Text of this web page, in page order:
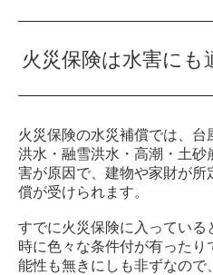
火災保険は水害にも
火災保険の水災補償では、台
洪水・融雪洪水・高潮・土砂
害が原因で、建物や家財が
償が受けられます。
すでに火災保険に入っている
時に色々な条件付が有った
能性も無きにしも非ずなので